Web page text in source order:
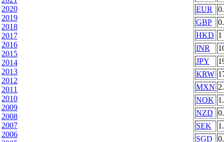
2020
2019
2018
2017
2016
2015
2014
2013
2012
2011
2010
2009
2008
2007
2006
EUR
GBP
HKD 1
INR
JPY
KRW
MXN
NOK
NZD
SEK
SGD